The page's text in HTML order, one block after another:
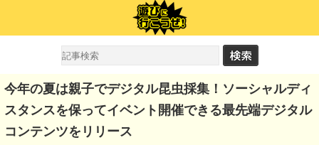
今年の夏は親子でデジタル昆虫採集！ソーシャルディ
スタンスを保ってイベント開催できる最先端デジタル
コンテンツをリリース